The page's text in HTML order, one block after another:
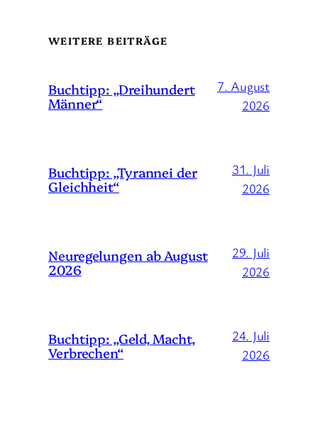
WEITERE BEITRÄGE
Buchtipp: „Dreihundert
Männer“
7. August
2026
Buchtipp: „Tyrannei der
Gleichheit“
31. Juli
2026
Neuregelungen ab August
2026
29. Juli
2026
Buchtipp: „Geld, Macht,
Verbrechen“
24. Juli
2026